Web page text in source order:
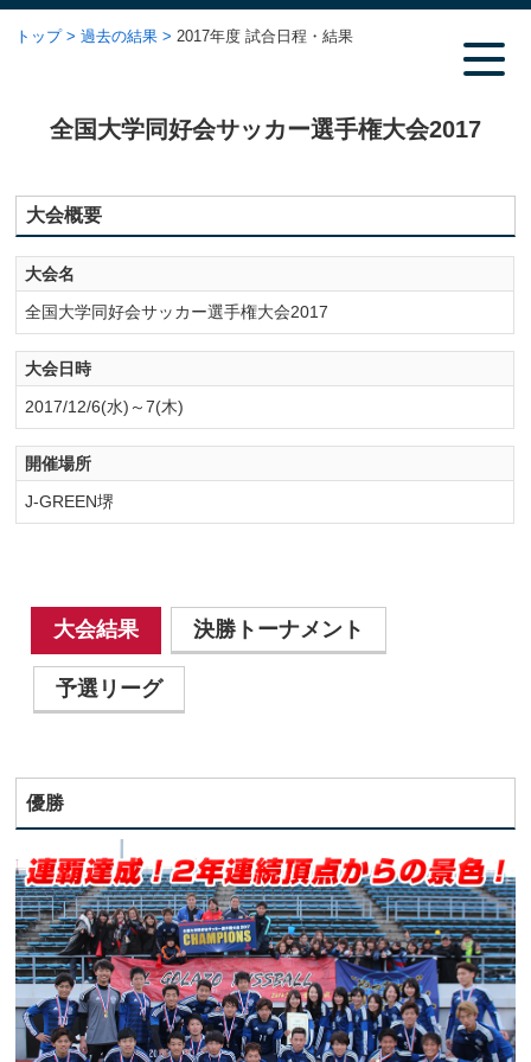
トップ 過去の結果 2017年度 試合日程・結果
全国大学同好会サッカー選手権大会2017
大会概要
大会名
全国大学同好会サッカー選手権大会2017
大会日時
2017/12/6(水)～7(木)
開催場所
J-GREEN堺
大会結果 決勝トーナメント
予選リーグ
優勝